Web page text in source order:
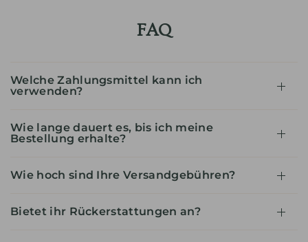
FAQ
Welche Zahlungsmittel kann ich
verwenden?
Wie lange dauert es, bis ich meine
Bestellung erhalte?
Wie hoch sind Ihre Versandgebühren?
Bietet ihr Rückerstattungen an?